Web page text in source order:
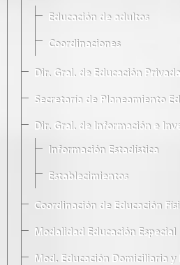
Educación de adultos
Coordinaciones
Dir. Gral. de Educación Privada
Secretaría de Planeamiento
Dir. Gral. de Información e
Información Estadística
Establecimientos
Coordinación de Educación
Modalidad Educación Especial
Mod. Educación Domiciliaria y